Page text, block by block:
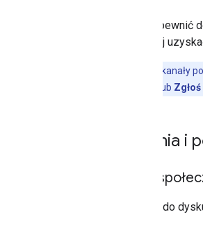
Aby zapewnić
najlepiej
te kanały
lub
Pytania i
Fora
Dołącz do